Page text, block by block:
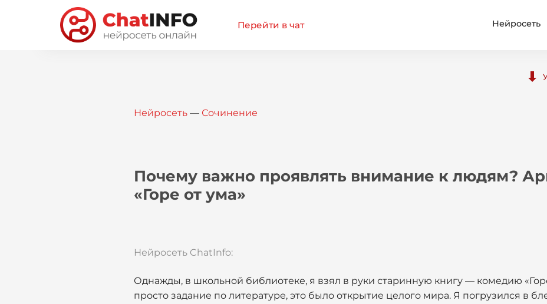
Перейти в чат Нейросеть
Нейросеть — Сочинение
Почему важно проявлять внимание к людям?
«Горе от ума»
Нейросеть ChatInfo:
Однажды, в школьной библиотеке, я взял в руки старинную книгу — комедию
просто задание по литературе, это было открытие целого мира. Я погрузился в